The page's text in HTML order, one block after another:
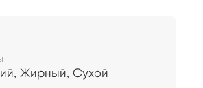
свой дизайн, форму и
Жирный, Сухой